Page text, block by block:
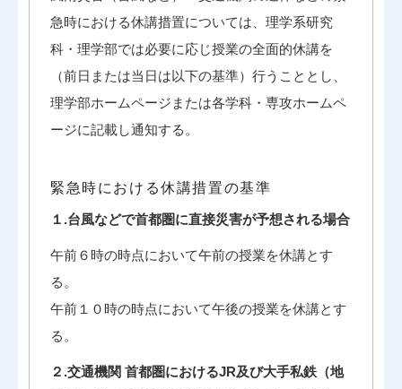
急時における休講措置については、理学系研究
科・理学部では必要に応じ授業の全面的休講を
（前日または当日は以下の基準）行うこととし、
理学部ホームページまたは各学科・専攻ホームペ
ージに記載し通知する。
緊急時における休講措置の基準
１.台風などで首都圏に直接災害が予想される場合
午前６時の時点において午前の授業を休講とす
る。
午前１０時の時点において午後の授業を休講とす
る。
２.交通機関 首都圏におけるJR及び大手私鉄（地